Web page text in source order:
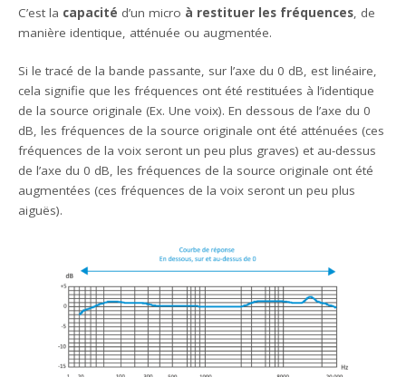
C’est la capacité d’un micro à restituer les fréquences, de
manière identique, atténuée ou augmentée.
Si le tracé de la bande passante, sur l’axe du 0 dB, est linéaire,
cela signifie que les fréquences ont été restituées à l’identique
de la source originale (Ex. Une voix). En dessous de l’axe du 0
dB, les fréquences de la source originale ont été atténuées (ces
fréquences de la voix seront un peu plus graves) et au-dessus
de l’axe du 0 dB, les fréquences de la source originale ont été
augmentées (ces fréquences de la voix seront un peu plus
aiguës).